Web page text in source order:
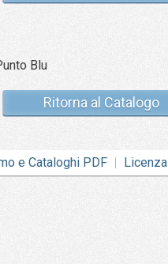
Ritorna al Catalogo
e Cataloghi PDF Licenza